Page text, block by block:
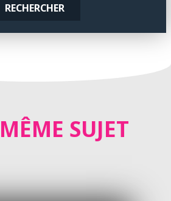
RECHERCHER
SUJET